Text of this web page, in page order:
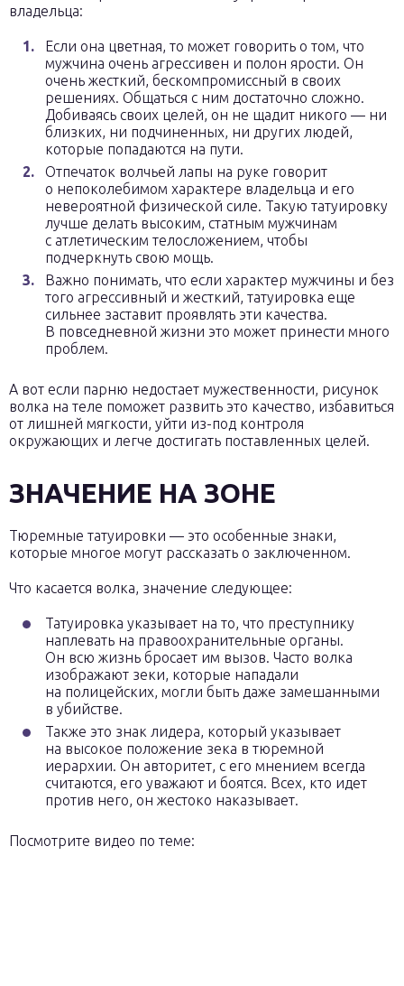
владельца:
Если она цветная, то может говорить о том, что
мужчина очень агрессивен и полон ярости. Он
очень жесткий, бескомпромиссный в своих
решениях. Общаться с ним достаточно сложно.
Добиваясь своих целей, он не щадит никого — ни
близких, ни подчиненных, ни других людей,
которые попадаются на пути.
Отпечаток волчьей лапы на руке говорит
о непоколебимом характере владельца и его
невероятной физической силе. Такую татуировку
лучше делать высоким, статным мужчинам
с атлетическим телосложением, чтобы
подчеркнуть свою мощь.
Важно понимать, что если характер мужчины и без
того агрессивный и жесткий, татуировка еще
сильнее заставит проявлять эти качества.
В повседневной жизни это может принести много
проблем.
А вот если парню недостает мужественности, рисунок
волка на теле поможет развить это качество, избавиться
от лишней мягкости, уйти из-под контроля
окружающих и легче достигать поставленных целей.
ЗНАЧЕНИЕ НА ЗОНЕ
Тюремные татуировки — это особенные знаки,
которые многое могут рассказать о заключенном.
Что касается волка, значение следующее:
Татуировка указывает на то, что преступнику
наплевать на правоохранительные органы.
Он всю жизнь бросает им вызов. Часто волка
изображают зеки, которые нападали
на полицейских, могли быть даже замешанными
в убийстве.
Также это знак лидера, который указывает
на высокое положение зека в тюремной
иерархии. Он авторитет, с его мнением всегда
считаются, его уважают и боятся. Всех, кто идет
против него, он жестоко наказывает.
Посмотрите видео по теме: